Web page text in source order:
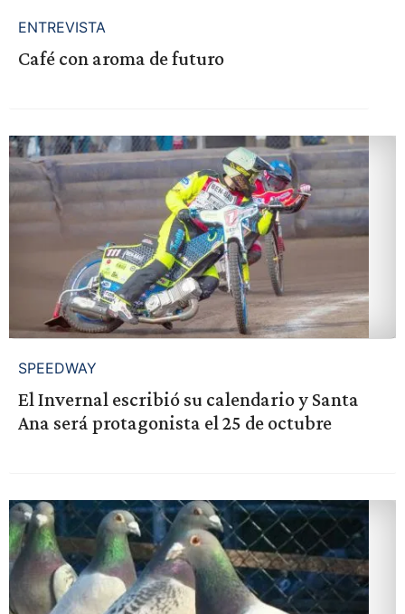
ENTREVISTA
Café con aroma de futuro
SPEEDWAY
El Invernal escribió su calendario y Santa
Ana será protagonista el 25 de octubre